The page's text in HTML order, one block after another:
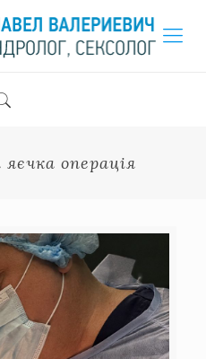
операція